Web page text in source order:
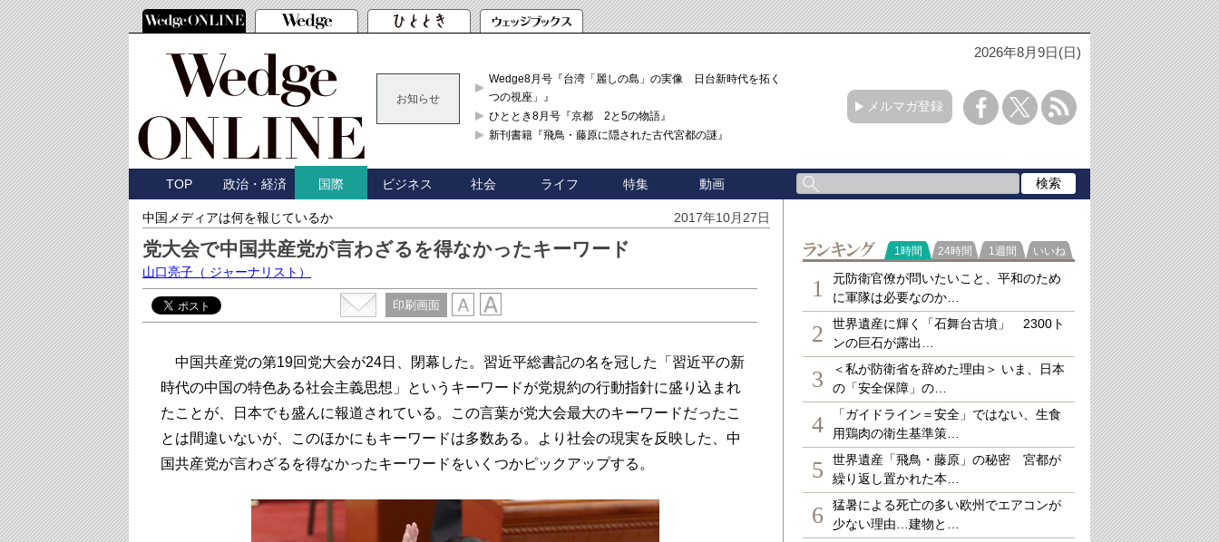
2026年8月9日(日)
お知らせ
Wedge8月号『台湾「麗しの島」の実像 日台新時代を拓く「3
つの視座」』
ひととき8月号『京都 2と5の物語』
新刊書籍『飛鳥・藤原に隠された古代宮都の謎』
メルマガ登録
TOP 政治・経済 国際 ビジネス 社会 ライフ 特集 動画
中国メディアは何を報じているか 2017年10月27日
党大会で中国共産党が言わざるを得なかったキーワード
山口亮子 （ ジャーナリスト）
印刷画面
中国共産党の第19回党大会が24日、閉幕した。習近平総書記の名を冠した「習近平の新
時代の中国の特色ある社会主義思想」というキーワードが党規約の行動指針に盛り込まれ
たことが、日本でも盛んに報道されている。この言葉が党大会最大のキーワードだったこ
とは間違いないが、このほかにもキーワードは多数ある。より社会の現実を反映した、中
国共産党が言わざるを得なかったキーワードをいくつかピックアップする。
ランキング
1時間 24時間 1週間 いいね
1
元防衛官僚が問いたいこと、平和のため
に軍隊は必要なのか…
2
世界遺産に輝く「石舞台古墳」 2300ト
ンの巨石が露出…
3
＜私が防衛省を辞めた理由＞ いま、日本
の「安全保障」の…
4
「ガイドライン＝安全」ではない、生食
用鶏肉の衛生基準策…
5
世界遺産「飛鳥・藤原」の秘密 宮都が
繰り返し置かれた本…
6
猛暑による死亡の多い欧州でエアコンが
少ない理由…建物と…